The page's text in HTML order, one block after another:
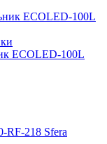
ECOLED-100L